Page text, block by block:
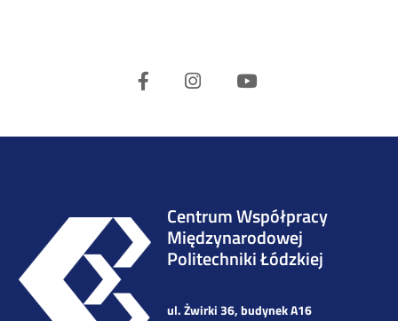
FacebookInstagram
Centrum Współpracy
Międzynarodowej
Politechniki Łódzkiej
ul. Żwirki 36, budynek A16